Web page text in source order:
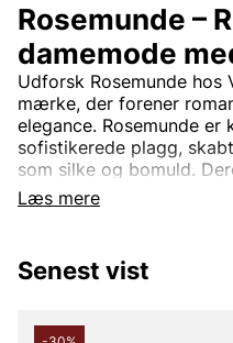
Læs mere
Rosemunde –
damemode
Udforsk Rosemunde hos
mærke, der forener
elegance. Rosemunde
sofistikerede plagg,
som silke og bomuld.
smukke toppe med
cardigans til tidløse
kvinder, der søger en
Senest vist